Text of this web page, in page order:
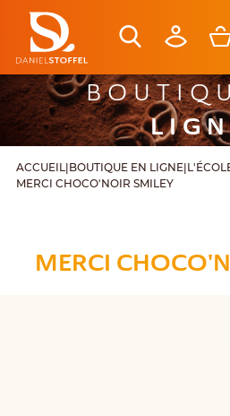
ACCUEIL| BOUTIQUE EN LIGNE|
MERCI CHOCO'NOIR SMILEY
MERCI